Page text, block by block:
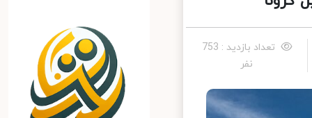
تعداد بازدید : 753
نفر